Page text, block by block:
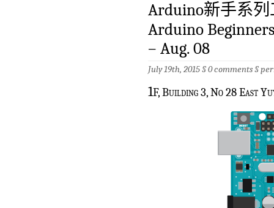
Arduino新手系列
Arduino
– Aug. 08
July 19th, 2015 §0 comments§
1F, Building 3, No 28 East